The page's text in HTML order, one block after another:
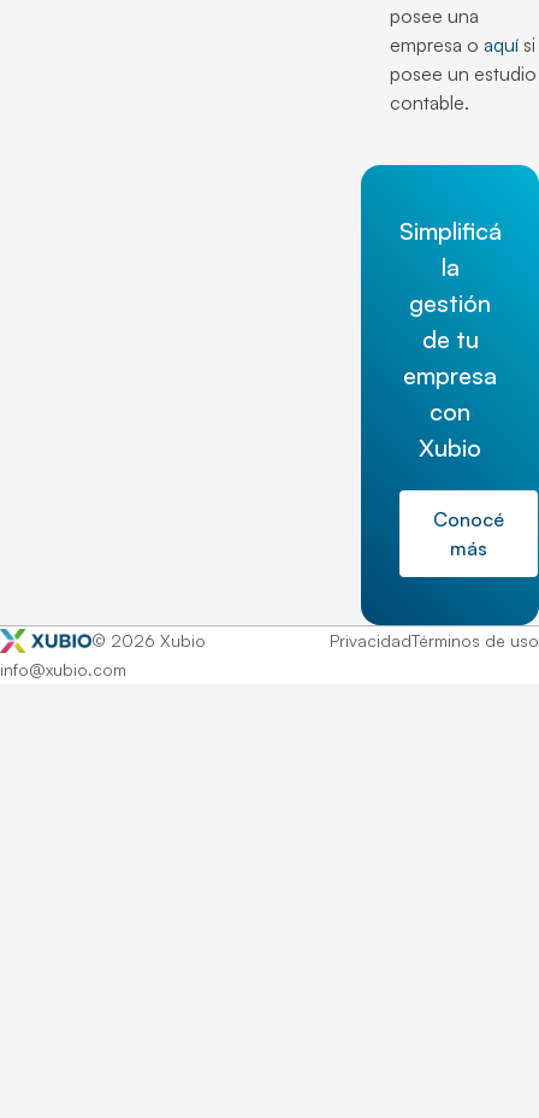
posee una
empresa o aquí si
posee un estudio
contable.
Simplificá
la
gestión
de tu
empresa
con
Xubio
Conocé
más
© 2026 Xubio PrivacidadTérminos de uso
info@xubio.com